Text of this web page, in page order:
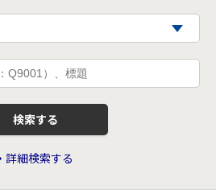
検索する
詳細検索する